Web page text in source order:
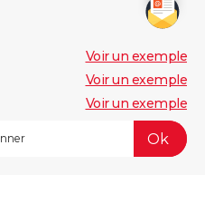
Voir un exemple
Voir un exemple
Voir un exemple